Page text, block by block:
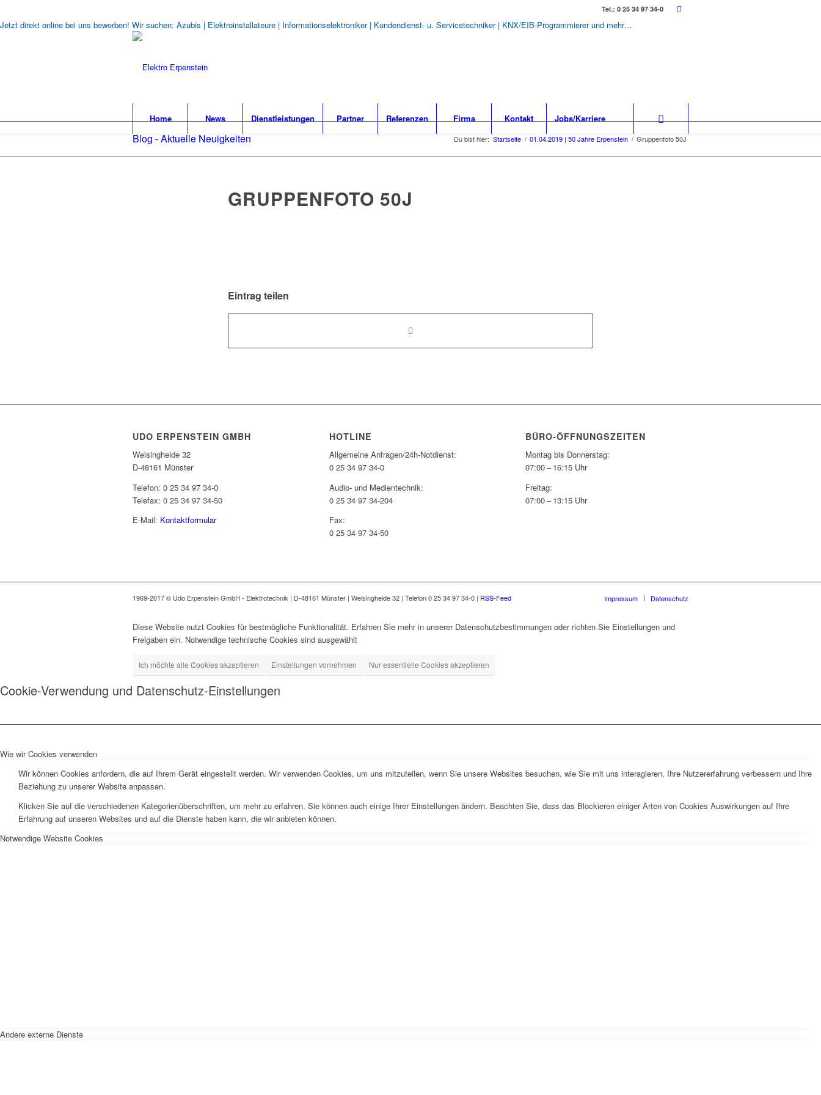
Tel.: 0 25 34 97 34-0
Jetzt direkt online bei uns bewerben! Wir suchen: Azubis | Elektroinstallateure | Informationselektroniker | Kundendienst- u. Servicetechniker | KNX/EIB-Programmierer und mehr…
Home News Dienstleistungen Partner Referenzen Firma Kontakt Jobs/Karriere
Blog - Aktuelle Neuigkeiten Du bist hier: Startseite / 01.04.2019 | 50 Jahre Erpenstein / Gruppenfoto 50J
GRUPPENFOTO 50J
Eintrag teilen
UDO ERPENSTEIN GMBH
Welsingheide 32
D-48161 Münster
Telefon: 0 25 34 97 34-0
Telefax: 0 25 34 97 34-50
E-Mail: Kontaktformular
HOTLINE
Allgemeine Anfragen/24h-Notdienst:
0 25 34 97 34-0
Audio- und Medientechnik:
0 25 34 97 34-204
Fax:
0 25 34 97 34-50
BÜRO-ÖFFNUNGSZEITEN
Montag bis Donnerstag:
07:00 – 16:15 Uhr
Freitag:
07:00 – 13:15 Uhr
1969-2017 © Udo Erpenstein GmbH - Elektrotechnik | D-48161 Münster | Welsingheide 32 | Telefon 0 25 34 97 34-0 | RSS-Feed Impressum Datenschutz
Diese Website nutzt Cookies für bestmögliche Funktionalität. Erfahren Sie mehr in unserer Datenschutzbestimmungen oder richten Sie Einstellungen und
Freigaben ein. Notwendige technische Cookies sind ausgewählt
Ich möchte alle Cookies akzeptieren Einstellungen vornehmen Nur essentielle Cookies akzeptieren
Cookie-Verwendung und Datenschutz-Einstellungen
Wie wir Cookies verwenden
Wir können Cookies anfordern, die auf Ihrem Gerät eingestellt werden. Wir verwenden Cookies, um uns mitzuteilen, wenn Sie unsere Websites besuchen, wie Sie mit uns interagieren, Ihre Nutzererfahrung verbessern und Ihre
Beziehung zu unserer Website anpassen.
Klicken Sie auf die verschiedenen Kategorienüberschriften, um mehr zu erfahren. Sie können auch einige Ihrer Einstellungen ändern. Beachten Sie, dass das Blockieren einiger Arten von Cookies Auswirkungen auf Ihre
Erfahrung auf unseren Websites und auf die Dienste haben kann, die wir anbieten können.
Notwendige Website Cookies
Andere externe Dienste